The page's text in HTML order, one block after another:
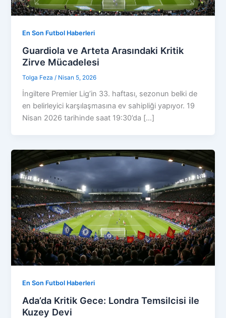
En Son Futbol Haberleri
Guardiola ve Arteta Arasındaki Kritik
Zirve Mücadelesi
Tolga Feza / Nisan 5, 2026
İngiltere Premier Lig’in 33. haftası, sezonun belki de
en belirleyici karşılaşmasına ev sahipliği yapıyor. 19
Nisan 2026 tarihinde saat 19:30’da […]
En Son Futbol Haberleri
Ada’da Kritik Gece: Londra Temsilcisi ile
Kuzey Devi